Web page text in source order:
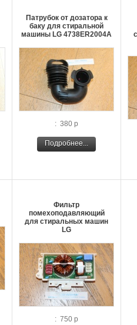
Патрубок от дозатора к
баку для стиральной
машины LG 4738ER2004A
: 380 р
Подробнее...
Фильтр
помехоподавляющий
для стиральных машин
LG
: 750 р